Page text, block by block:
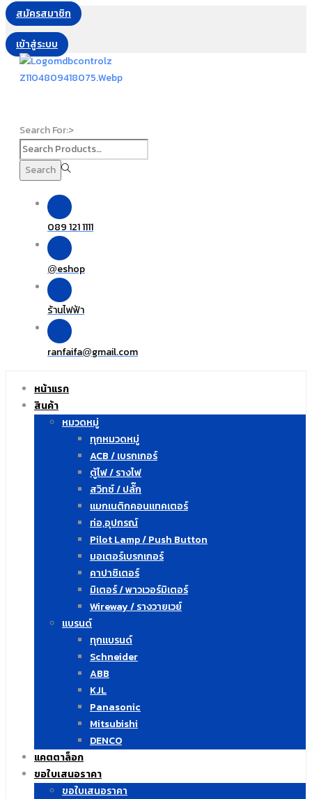
สมัครสมาชิก
เข้าสู่ระบบ
Search For:>
Search
089 121 1111
@eshop
ร้านไฟฟ้า
ranfaifa@gmail.com
หน้าแรก
สินค้า
หมวดหมู่
ทุกหมวดหมู่
ACB / เบรกเกอร์
ตู้ไฟ / รางไฟ
สวิทซ์ / ปลั๊ก
แมกเนติกคอนแทคเตอร์
ท่อ,อุปกรณ์
Pilot Lamp / Push Button
มอเตอร์เบรกเกอร์
คาปาซิเตอร์
มิเตอร์ / พาวเวอร์มิเตอร์
Wireway / รางวายเวย์
แบรนด์
ทุกแบรนด์
Schneider
ABB
KJL
Panasonic
Mitsubishi
DENCO
แคตตาล็อก
ขอใบเสนอราคา
ขอใบเสนอราคา